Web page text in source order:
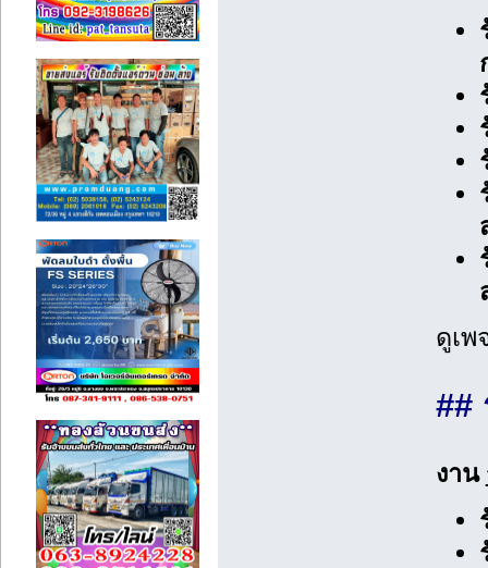
ดูเพ
##
งาน